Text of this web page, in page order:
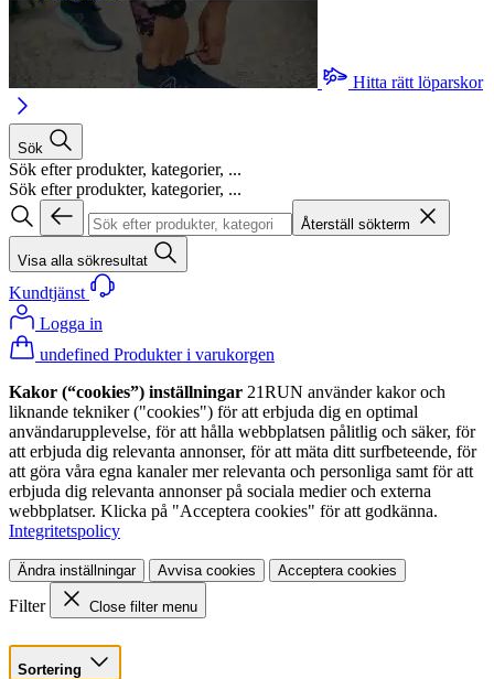
Hitta rätt löparskor
Sök
Sök efter produkter, kategorier, ...
Sök efter produkter, kategorier, ...
Återställ sökterm
Visa alla sökresultat
Kundtjänst
Logga in
undefined Produkter i varukorgen
Kakor (“cookies”) inställningar 21RUN använder kakor och
liknande tekniker ("cookies") för att erbjuda dig en optimal
användarupplevelse, för att hålla webbplatsen pålitlig och säker, för
att erbjuda dig relevanta annonser, för att mäta ditt surfbeteende, för
att göra våra egna kanaler mer relevanta och personliga samt för att
erbjuda dig relevanta annonser på sociala medier och externa
webbplatser. Klicka på "Acceptera cookies" för att godkänna.
Integritetspolicy
Ändra inställningar Avvisa cookies Acceptera cookies
Filter Close filter menu
Sortering